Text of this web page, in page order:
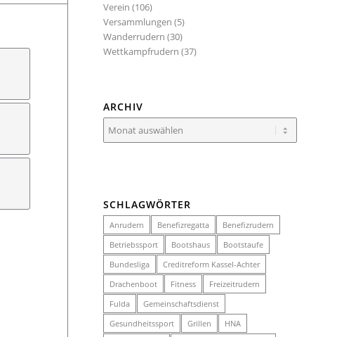
Verein (106)
Versammlungen (5)
Wanderrudern (30)
Wettkampfrudern (37)
ARCHIV
SCHLAGWÖRTER
Anrudern Benefizregatta
Benefizrudern
Betriebssport
Bootshaus
Bootstaufe
Bundesliga
Creditreform Kassel-Achter
Drachenboot
Fitness
Freizeitrudern
Fulda
Gemeinschaftsdienst
Gesundheitssport
Grillen
HNA